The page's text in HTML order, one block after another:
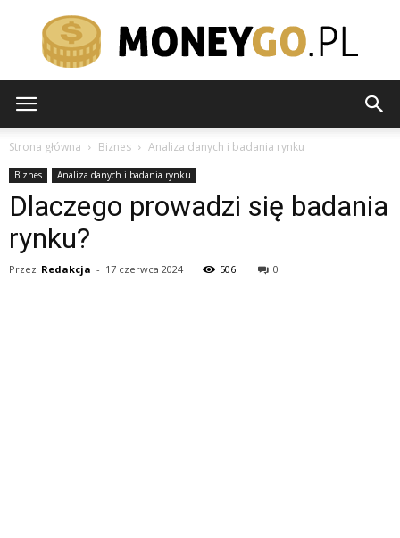
Strona główna Biznes Analiza danych i badania rynku
Biznes Analiza danych i badania rynku
Dlaczego prowadzi się badania
rynku?
Przez Redakcja - 17 czerwca 2024 506 0